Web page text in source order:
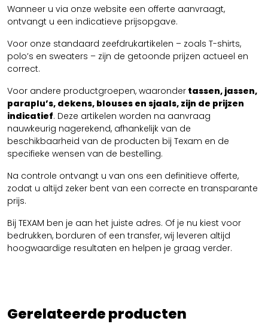
Wanneer u via onze website een offerte aanvraagt,
ontvangt u een indicatieve prijsopgave.
Voor onze standaard zeefdrukartikelen – zoals T-shirts,
polo’s en sweaters – zijn de getoonde prijzen actueel en
correct.
Voor andere productgroepen, waaronder tassen, jassen,
paraplu’s, dekens, blouses en sjaals, zijn de prijzen
indicatief. Deze artikelen worden na aanvraag
nauwkeurig nagerekend, afhankelijk van de
beschikbaarheid van de producten bij Texam en de
specifieke wensen van de bestelling.
Na controle ontvangt u van ons een definitieve offerte,
zodat u altijd zeker bent van een correcte en transparante
prijs.
Bij TEXAM ben je aan het juiste adres. Of je nu kiest voor
bedrukken, borduren of een transfer, wij leveren altijd
hoogwaardige resultaten en helpen je graag verder.
Gerelateerde producten